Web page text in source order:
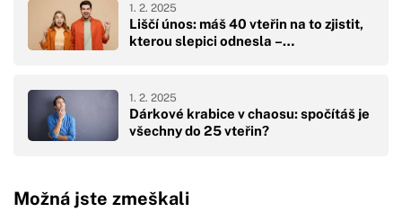
Liščí únos: máš 40 vteřin na to zjistit,
kterou slepici odnesla –…
1. 2. 2025
Dárkové krabice v chaosu: spočítáš je
všechny do 25 vteřin?
1. 2. 2025
Možná jste zmeškali